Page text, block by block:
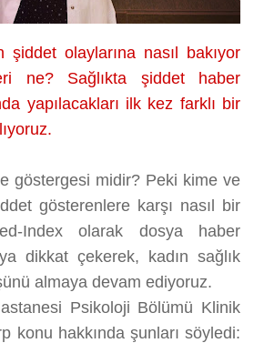
şiddet olaylarına nasıl bakıyor
ne? Sağlıkta şiddet haber
yapılacakları ilk kez farklı bir
göstergesi midir? Peki kime ve
gösterenlere karşı nasıl bir
Index olarak dosya haber
dikkat çekerek, kadın sağlık
almaya devam ediyoruz.
Psikoloji Bölümü Klinik
konu hakkında şunları söyledi: